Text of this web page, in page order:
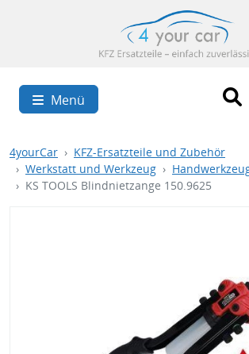
Menü
4yourCar
KFZ-Ersatzteile und Zubehör
Werkstatt und Werkzeug
KS TOOLS Blindnietzange 150.9625